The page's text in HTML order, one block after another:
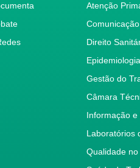
Atenção
Direito
Epidemiologia
Gestão do
Câmara
Informação
Laboratórios
Qualidade